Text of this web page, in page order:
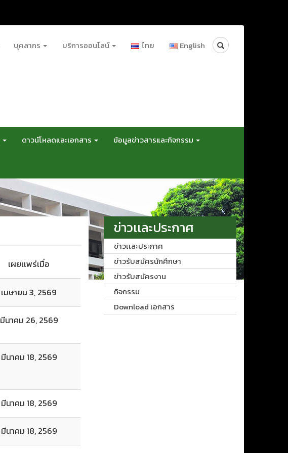
บุคลากร บริการออนไลน์ ไทย English Search
ดาวน์โหลดและเอกสาร ข้อมูลข่าวสารและกิจกรรม
เผยเเพร่เมื่อ
เมษายน 3, 2569
มีนาคม 26, 2569
มีนาคม 18, 2569
มีนาคม 18, 2569
มีนาคม 18, 2569
ข่าวเเละประกาศ
ข่าวเเละประกาศ
ข่าวรับสมัครนักศึกษา
ข่าวรับสมัครงาน
กิจกรรม
Download เอกสาร